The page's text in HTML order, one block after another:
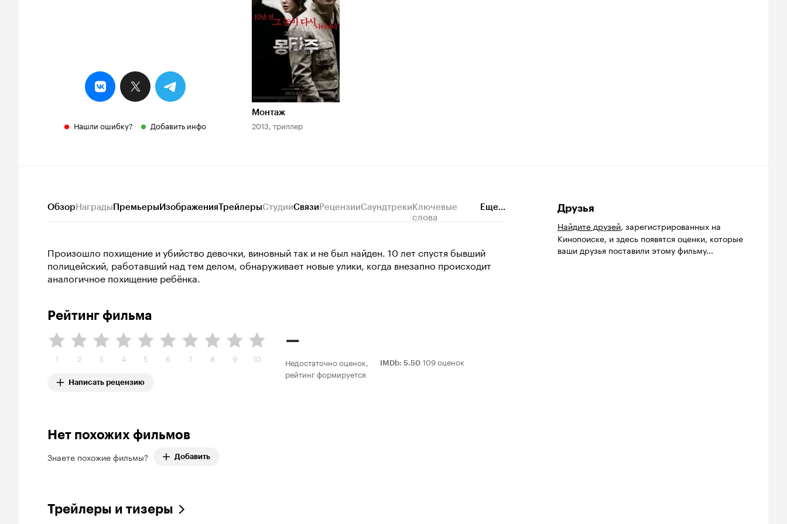
Нашли ошибку? Добавить инфо
7.2
Монтаж
2013, триллер
ОбзорНаградыПремьерыИзображенияТрейлерыСтудииСвязиРецензииСаундтрекиКлючевые
слова
Еще...
Произошло похищение и убийство девочки, виновный так и не был найден. 10 лет спустя бывший
полицейский, работавший над тем делом, обнаруживает новые улики, когда внезапно происходит
аналогичное похищение ребёнка.
Рейтинг фильма
1 2 3 4 5 6 7 8 9 10
Написать рецензию
–
Недостаточно оценок,
рейтинг формируется
IMDb: 5.50 109 оценок
Нет похожих фильмов
Знаете похожие фильмы? Добавить
Трейлеры и тизеры
Друзья
Найдите друзей, зарегистрированных на
Кинопоиске, и здесь появятся оценки, которые
ваши друзья поставили этому фильму...